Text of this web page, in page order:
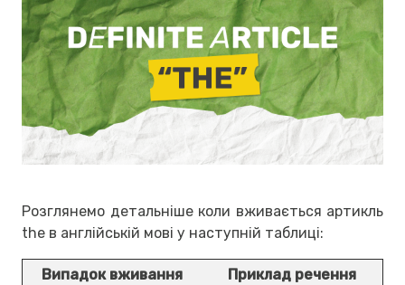
Розглянемо детальніше коли вживається артикль
the в англійській мові у наступній таблиці:
Випадок вживання Приклад речення